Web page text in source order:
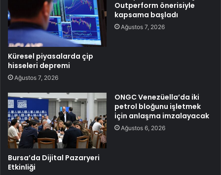
Küresel piyasalarda çip
hisseleri depremi
Ağustos 7, 2026
Outperform önerisiyle
kapsama başladı
Ağustos 7, 2026
Bursa’da Dijital Pazaryeri
Etkinliği
ONGC Venezüella’da iki
petrol bloğunu işletmek
için anlaşma imzalayacak
Ağustos 6, 2026